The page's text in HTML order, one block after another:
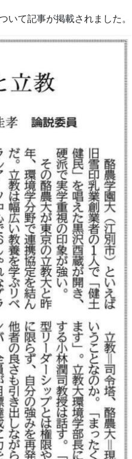
て記事が掲載されました。